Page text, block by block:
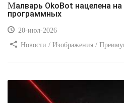
Малварь OkoBot нацелена на владельцев
программных
20-июл-2026
Новости / Изображения /